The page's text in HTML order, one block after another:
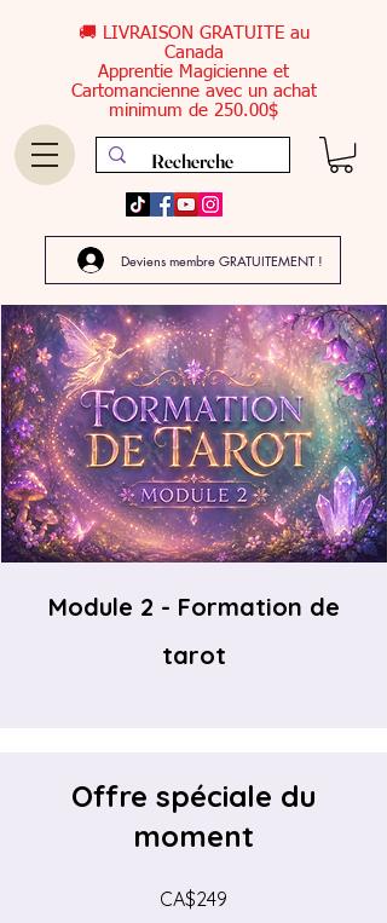
🚚 LIVRAISON GRATUITE au
Canada
Apprentie Magicienne et
Cartomancienne avec un achat
minimum de 250.00$
Deviens membre GRATUITEMENT !
Module 2 - Formation de
tarot
Offre spéciale du
moment
CA$249